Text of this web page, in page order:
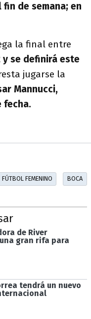
de semana; en
la final entre
y se definirá este
jugarse la
Mannucci,
fecha.
FÚTBOL FEMENINO BOCA
de River
gran rifa para
tendrá un nuevo